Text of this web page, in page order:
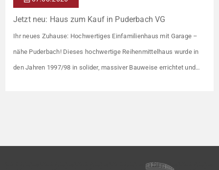
Jetzt neu: Haus zum Kauf in Puderbach VG
Ihr neues Zuhause: Hochwertiges Einfamilienhaus mit Garage –
nähe Puderbach! Dieses hochwertige Reihenmittelhaus wurde in
den Jahren 1997/98 in solider, massiver Bauweise errichtet und